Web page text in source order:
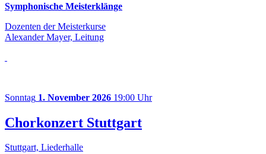
Symphonische Meisterklänge
Dozenten der Meisterkurse
Alexander Mayer, Leitung
Sonntag 1. November 2026 19:00 Uhr
Chorkonzert Stuttgart
Stuttgart, Liederhalle